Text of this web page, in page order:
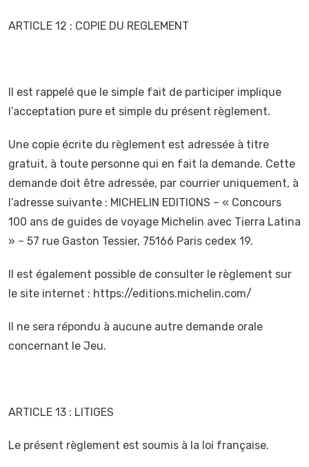
ARTICLE 12 : COPIE DU REGLEMENT
Il est rappelé que le simple fait de participer implique
l’acceptation pure et simple du présent règlement.
Une copie écrite du règlement est adressée à titre
gratuit, à toute personne qui en fait la demande. Cette
demande doit être adressée, par courrier uniquement, à
l’adresse suivante : MICHELIN EDITIONS – « Concours
100 ans de guides de voyage Michelin avec Tierra Latina
» – 57 rue Gaston Tessier, 75166 Paris cedex 19.
Il est également possible de consulter le règlement sur
le site internet : https://editions.michelin.com/
Il ne sera répondu à aucune autre demande orale
concernant le Jeu.
ARTICLE 13 : LITIGES
Le présent règlement est soumis à la loi française.